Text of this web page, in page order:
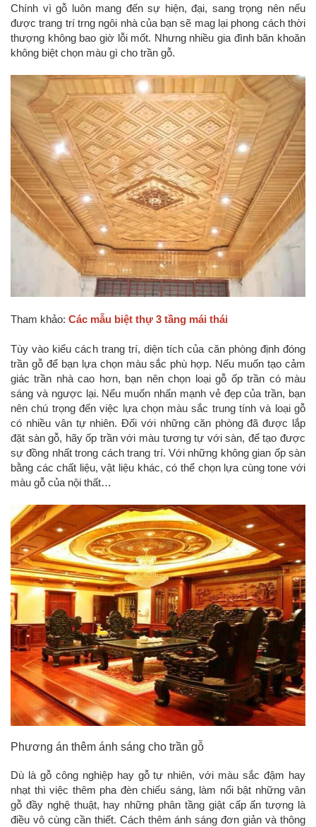
Chính vì gỗ luôn mang đến sự hiện, đại, sang trọng nên nếu
được trang trí trng ngôi nhà của bạn sẽ mag lại phong cách thời
thượng không bao giờ lỗi mốt. Nhưng nhiều gia đình băn khoăn
không biệt chọn màu gì cho trần gỗ.
Tham khảo: Các mẫu biệt thự 3 tầng mái thái
Tùy vào kiểu cách trang trí, diện tích của căn phòng định đóng
trần gỗ để bạn lựa chọn màu sắc phù hợp. Nếu muốn tạo cảm
giác trần nhà cao hơn, bạn nên chọn loại gỗ ốp trần có màu
sáng và ngược lại. Nếu muốn nhấn mạnh vẻ đẹp của trần, bạn
nên chú trọng đến việc lựa chọn màu sắc trung tính và loại gỗ
có nhiều vân tự nhiên. Đối với những căn phòng đã được lắp
đặt sàn gỗ, hãy ốp trần với màu tương tự với sàn, để tạo được
sự đồng nhất trong cách trang trí. Với những không gian ốp sàn
bằng các chất liệu, vật liệu khác, có thể chọn lựa cùng tone với
màu gỗ của nội thất…
Phương án thêm ánh sáng cho trần gỗ
Dù là gỗ công nghiệp hay gỗ tự nhiên, với màu sắc đậm hay
nhạt thì việc thêm pha đèn chiếu sáng, làm nổi bật những vân
gỗ đầy nghệ thuật, hay những phân tầng giật cấp ấn tượng là
điều vô cùng cần thiết. Cách thêm ánh sáng đơn giản và thông